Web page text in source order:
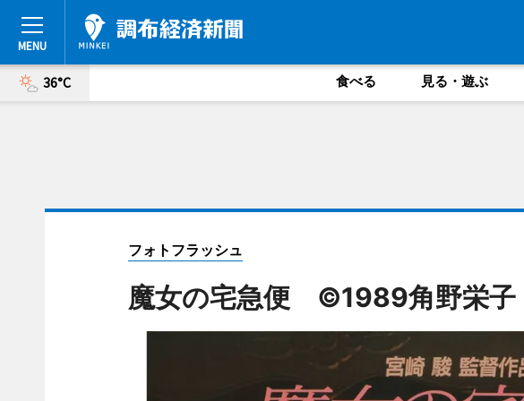
36°C 食べる 見る・遊ぶ
フォトフラッシュ
魔女の宅急便 ©1989角野栄子